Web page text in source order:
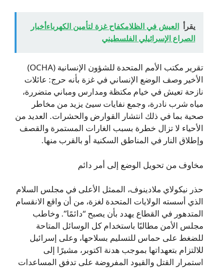
يقرأ العيش في الظلامكفاح غزة لتأمين الكهرباءأخبار
الصراع الإسرائيلي الفلسطيني
تقرير مكتب الأمم المتحدة للشؤون الإنسانية (OCHA)
الأخير وصف الوضع الإنساني في غزة بأنه حرج: عائلات
نازحة تعيش في خيام مكتظة ومدارس ومباني متضررة،
مياه شرب نادرة، وجمع نفايات سيئ يزيد من مخاطر
صحية بما في ذلك انتشار القوارض والحشرات. العديد من
الأحياء لا تزال خطرة بسبب الغارات المستمرة والقصف
وإطلاق النار في المناطق السكنية أو بالقرب منها.
مخاوف من تحويل الوضع إلى أمر دائم
حذر نيكولاي ملادينوف، الممثل الأعلى في مجلس السلام
الذي أسسته الولايات المتحدة لغزة، من أن واقع الانقسام
المتدهور في القطاع يهدد بأن يصبح “دائمًا”. وخاطب
مجلس الأمن مطالبًا باستخدام كل الوسائل المتاحة
للضغط على حماس للتسليم بسلاحها، وعلى إسرائيل
للالتزام بتعهداتها بموجب هدنة اكتوبر، مشيرًا إلى
استمرار القتل والقيود المفروضة على تدفق المساعدات